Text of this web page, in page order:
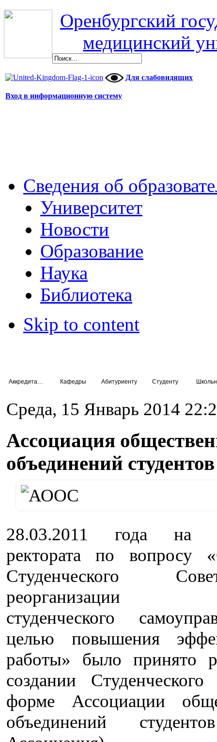
Оренбургский
медицинский
Для слабовидящих
Вход в информационную систему
Сведения об
Университет
Новости
Образование
Наука
Библиотека
Skip to content
Кафедры Абитуриенту Студенту
Среда, 15 Январь 2014
Ассоциация
объединений студентов
28.03.2011 года на
ректората по вопросу
Студенческого
реорганизации
студенческого
целью повышения
работы» было принято
создании
форме Ассоциации
объединений